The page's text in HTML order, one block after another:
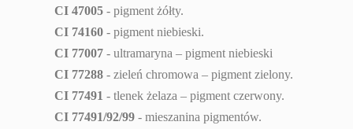
CI 47005 - pigment żółty.
CI 74160 - pigment niebieski.
CI 77007 - ultramaryna – pigment niebieski
CI 77288 - zieleń chromowa – pigment zielony.
CI 77491 - tlenek żelaza – pigment czerwony.
CI 77491/92/99 - mieszanina pigmentów.